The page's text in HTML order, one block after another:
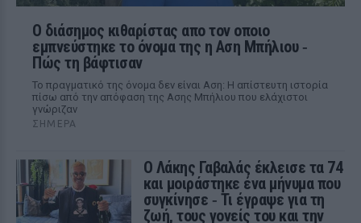
Ο διάσημος κιθαρίστας απο τον οποιο
εμπνεύστηκε το όνομα της η Αση Μπήλιου ‑
Πώς τη βάφτισαν
Το πραγματικό της όνομα δεν είναι Αση: Η απίστευτη ιστορία
πίσω από την απόφαση της Ασης Μπήλιου που ελάχιστοι
γνώριζαν
ΣΉΜΕΡΑ
Ο Λάκης Γαβαλάς έκλεισε τα 74
και μοιράστηκε ένα μήνυμα που
συγκίνησε ‑ Τι έγραψε για τη
ζωή, τους γονείς του και την